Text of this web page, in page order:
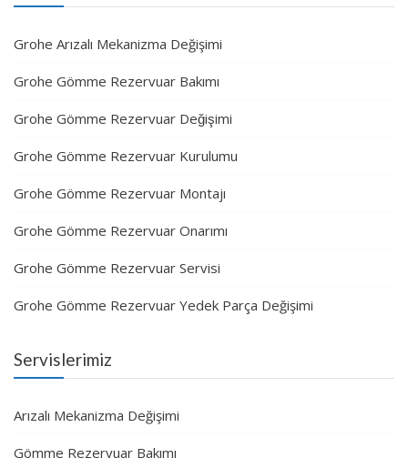
Grohe Arızalı Mekanizma Değişimi
Grohe Gömme Rezervuar Bakımı
Grohe Gömme Rezervuar Değişimi
Grohe Gömme Rezervuar Kurulumu
Grohe Gömme Rezervuar Montajı
Grohe Gömme Rezervuar Onarımı
Grohe Gömme Rezervuar Servisi
Grohe Gömme Rezervuar Yedek Parça Değişimi
Servislerimiz
Arızalı Mekanizma Değişimi
Gömme Rezervuar Bakımı